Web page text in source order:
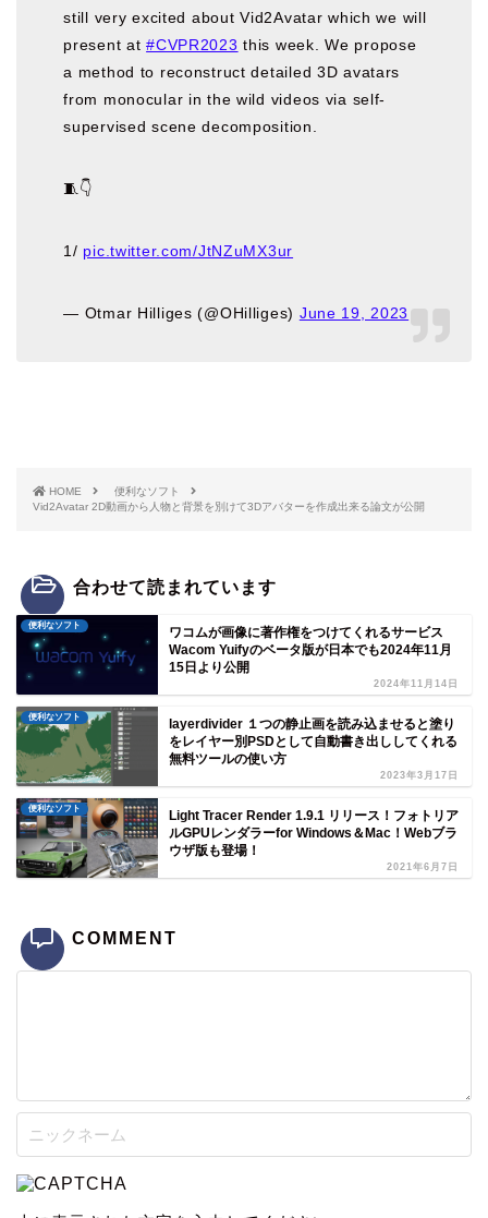
still very excited about Vid2Avatar which we will
present at#CVPR2023 this week. We propose
a method to reconstruct detailed 3D avatars
from monocular in the wild videos via self-
supervised scene decomposition.
🧵👇
1/ pic.twitter.com/JtNZuMX3ur
— Otmar Hilliges (@OHilliges) June 19, 2023
HOME
便利なソフト
Vid2Avatar 2D動画から人物と背景を別けて3Dアバターを作成出来る論文が公開
合わせて読まれています
便利なソフト
ワコムが画像に著作権をつけてくれるサービス
Wacom Yuifyのベータ版が日本でも2024年11月
15日より公開
2024年11月14日
便利なソフト
layerdivider １つの静止画を読み込ませると塗り
をレイヤー別PSDとして自動書き出ししてくれる
無料ツールの使い方
2023年3月17日
便利なソフト
Light Tracer Render 1.9.1 リリース！フォトリア
ルGPUレンダラーfor Windows＆Mac！Webブラ
ウザ版も登場！
2021年6月7日
COMMENT